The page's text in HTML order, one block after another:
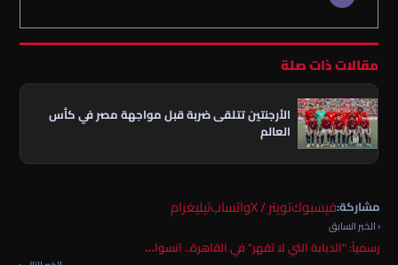
مقالات ذات صلة
الأرجنتين تتلقى ضربة قبل مواجهة مصر في كأس
العالم
مشاركة:فيسبوكتويتر / X واتسابتيليغرام
‹ الخبر السابق
رسمياً: "الدبابة التي لا تقهر" في القاهرة.. انسوا…